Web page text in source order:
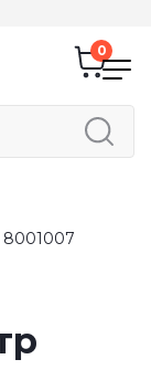
8001007